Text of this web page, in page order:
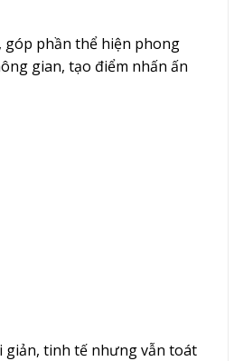
phần thể hiện phong
gian, tạo điểm nhấn ấn
giản, tinh tế nhưng vẫn toát